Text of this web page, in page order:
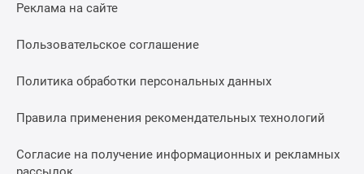
Реклама на сайте
Пользовательское соглашение
Политика обработки персональных данных
Правила применения рекомендательных технологий
Согласие на получение информационных и рекламных